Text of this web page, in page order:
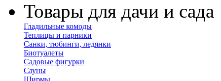
Товары для дачи и сада
Гладильные комоды
Теплицы и парники
Санки, тюбинги, ледянки
Биотуалеты
Садовые фигурки
Сауны
Ширмы